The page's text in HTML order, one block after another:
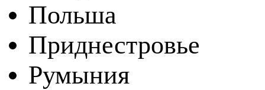
Польша
Приднестровье
Румыния